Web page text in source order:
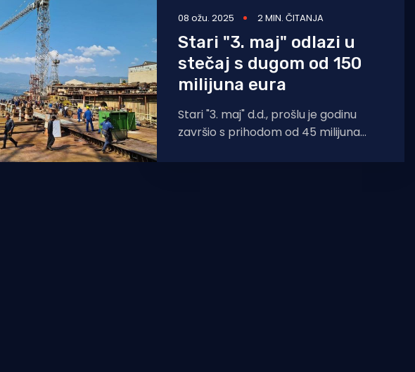
08 ožu. 2025 2 MIN. ČITANJA
Stari "3. maj" odlazi u
stečaj s dugom od 150
milijuna eura
Stari "3. maj" d.d., prošlu je godinu
završio s prihodom od 45 milijuna